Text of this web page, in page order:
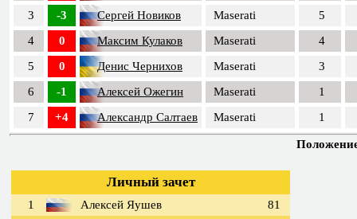
3
-3 Сергей Новиков Maserati
5
4
0 Максим Кулаков Maserati
4
5
0 Денис Чернихов Maserati
3
6
-1 Алексей Ожегин Maserati
1
7
+4 Александр Салтаев Maserati 1
Положение
Личный зачет
1 Алексей Яушев
81